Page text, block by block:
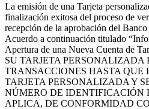
La emisión de una Tarjeta
finalización exitosa del proceso de
recepción de la aprobación del
Acuerdo a continuación titulado
Apertura de una Nueva Cuenta de
SU TARJETA PERSONALIZADA
TRANSACCIONES HASTA QUE
TARJETA PERSONALIZADA Y
NÚMERO DE IDENTIFICACIÓN
APLICA, DE CONFORMIDAD